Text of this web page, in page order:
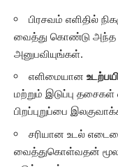
பிரசவம் எளிதில்
வைத்து கொண்டு அந்த
அனுபவியுங்கள்.
எளிமையான
மற்றும் இடுப்பு
பிறப்புறுப்பை
சரியான உடல்
வைத்துகொள்வதன் மூலம்